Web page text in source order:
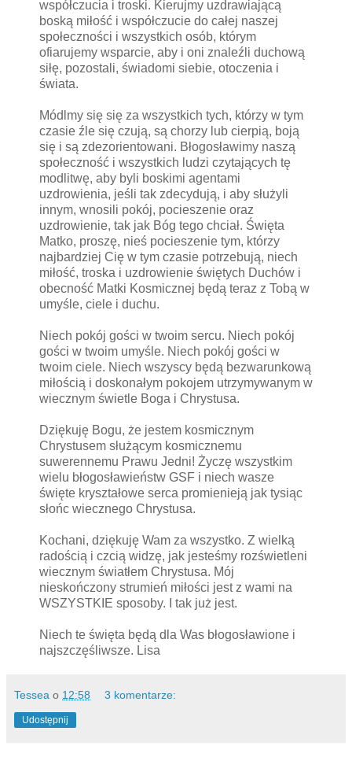
współczucia i troski. Kierujmy uzdrawiającą
boską miłość i współczucie do całej naszej
społeczności i wszystkich osób, którym
ofiarujemy wsparcie, aby i oni znaleźli duchową
siłę, pozostali, świadomi siebie, otoczenia i
świata.
Módlmy się się za wszystkich tych, którzy w tym
czasie źle się czują, są chorzy lub cierpią, boją
się i są zdezorientowani. Błogosławimy naszą
społeczność i wszystkich ludzi czytających tę
modlitwę, aby byli boskimi agentami
uzdrowienia, jeśli tak zdecydują, i aby służyli
innym, wnosili pokój, pocieszenie oraz
uzdrowienie, tak jak Bóg tego chciał. Święta
Matko, proszę, nieś pocieszenie tym, którzy
najbardziej Cię w tym czasie potrzebują, niech
miłość, troska i uzdrowienie świętych Duchów i
obecność Matki Kosmicznej będą teraz z Tobą w
umyśle, ciele i duchu.
Niech pokój gości w twoim sercu. Niech pokój
gości w twoim umyśle. Niech pokój gości w
twoim ciele. Niech wszyscy będą bezwarunkową
miłością i doskonałym pokojem utrzymywanym w
wiecznym świetle Boga i Chrystusa.
Dziękuję Bogu, że jestem kosmicznym
Chrystusem służącym kosmicznemu
suwerennemu Prawu Jedni! Życzę wszystkim
wielu błogosławieństw GSF i niech wasze
święte kryształowe serca promienieją jak tysiąc
słońc wiecznego Chrystusa.
Kochani, dziękuję Wam za wszystko. Z wielką
radością i czcią widzę, jak jesteśmy rozświetleni
wiecznym światłem Chrystusa. Mój
nieskończony strumień miłości jest z wami na
WSZYSTKIE sposoby. I tak już jest.
Niech te święta będą dla Was błogosławione i
najszczęśliwsze. Lisa
Tessea o 12:58 3 komentarze:
Udostępnij